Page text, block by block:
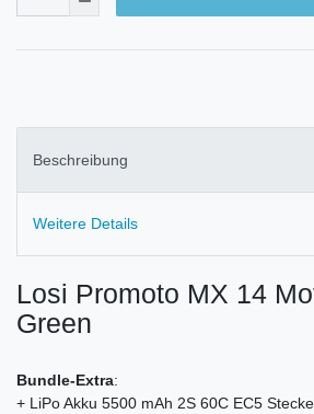
Beschreibung
Weitere Details
Losi Promoto MX 14
Green
Bundle-Extra:
+ LiPo Akku 5500 mAh 2S 60C EC5